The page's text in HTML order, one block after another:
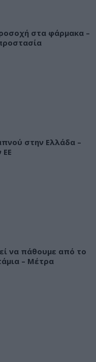
στα φάρμακα –
στην Ελλάδα –
ΕΕ
να πάθουμε από το
– Μέτρα